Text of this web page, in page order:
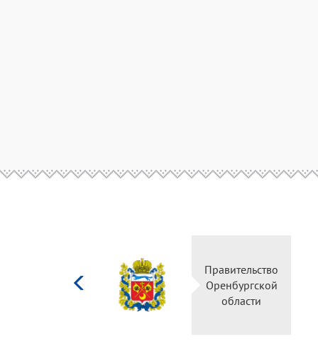
Министерство
культуры
Российской
федерации